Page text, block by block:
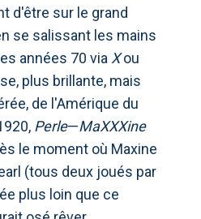
d'être sur le grand
se salissant les mains
années 70 viaXou
plus brillante, mais
de l'Amérique du
Perle—MaXXXine
le moment où Maxine
(tous deux joués par
plus loin que ce